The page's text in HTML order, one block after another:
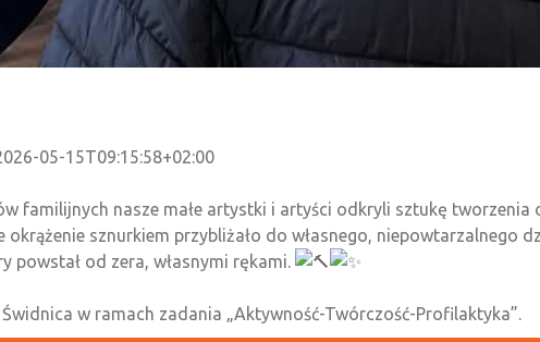
05-15T09:15:58+02:00
familijnych nasze małe artystki i artyści odkryli sztukę tworzenia
sznurkiem przybliżało do własnego, niepowtarzalnego
powstał od zera, własnymi rękami.
w ramach zadania „Aktywność-Twórczość-Profilaktyka”.